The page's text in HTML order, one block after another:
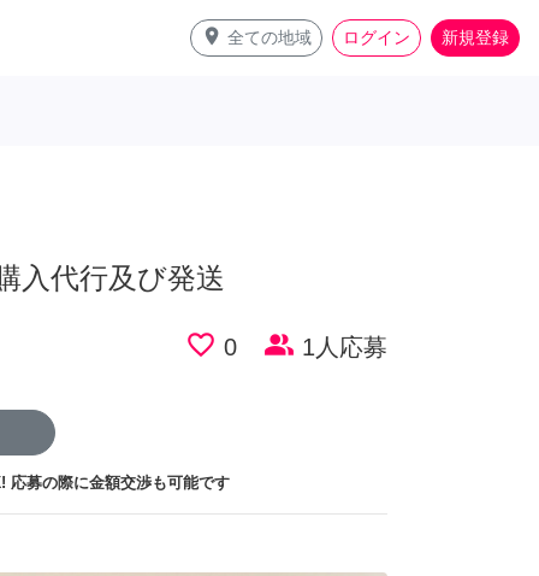
place 全ての地域 ログイン 新規登録
入代行及び発送
favorite_border 0 people_alt 1人応募
応募の際に金額交渉も可能です